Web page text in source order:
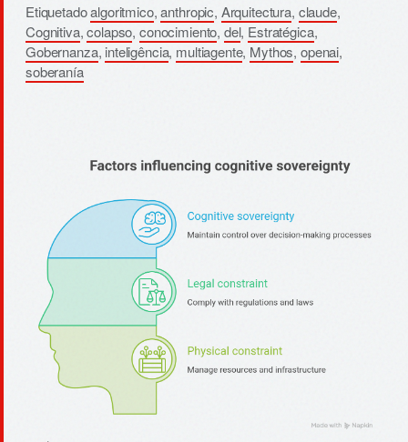
Etiquetadoalgoritmico,anthropic, Arquitectura, claude,
Cognitiva,colapso,conocimiento, del, Estratégica,
Gobernanza, inteligência, multiagente, Mythos, openai,
soberanía